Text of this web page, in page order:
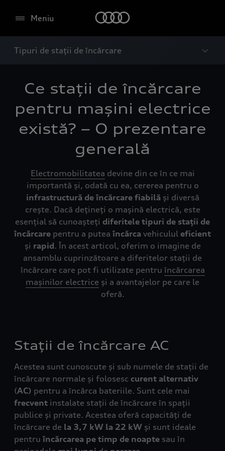
Meniu
Tipuri de stații de încărcare
Ce stații de încărcare
pentru mașini electrice
există? – O prezentare
generală
Electromobilitatea devine din ce în ce mai
importantă și, odată cu ea, cererea pentru o
infrastructură de încărcare fiabilă și diversă
crește. Dacă dețineți o mașină electrică, este
esențial să cunoașteți diferitele tipuri de stații de
încărcare pentru a putea încărca vehiculul eficient
și rapid. În acest articol, oferim o imagine de
ansamblu cuprinzătoare a diferitelor stații de
încărcare care pot fi utilizate pentru încărcarea
mașinilor electrice și a avantajelor pe care le
oferă.
Stații de încărcare AC
Acestea sunt cunoscute și sub numele de stații de
încărcare normale și folosesc curent alternativ
(AC) pentru a încărca bateriile. Sunt cele mai
frecvent instalate stații de încărcare în spații
publice și private. Acestea oferă capacități de
încărcare de la 3,7 kW la 22 kW și sunt ideale
pentru încărcarea pe timp de noapte sau în